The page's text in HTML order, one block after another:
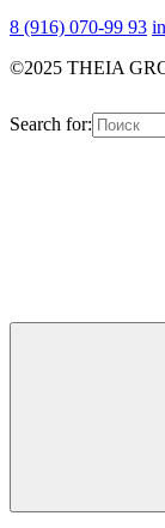
8 (916) 070-99 93
©2025 THEIA
Search for: